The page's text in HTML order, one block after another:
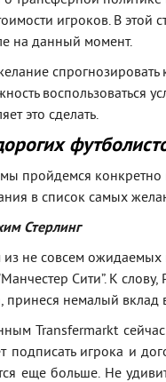
игроков. В
на данный момент.
воспользоваться
это сделать.
пройдемся конкретно
в список самых
Стерлинг
не совсем ожидаемых
Сити”. К
принеся немалый вклад
Transfermarkt
подписать игрока и
еще больше. Не